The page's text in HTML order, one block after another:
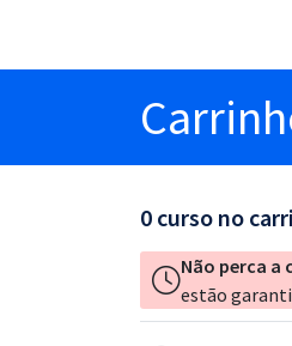
0 curso no
Não perca a
estão